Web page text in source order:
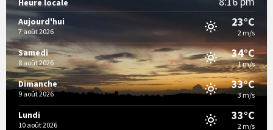
Heure locale
Aujourd'hui
7 août 2026
23°C
2 m/s
Samedi
8 août 2026
34°C
1 m/s
Dimanche
9 août 2026
33°C
3 m/s
Lundi
10 août 2026
33°C
2 m/s